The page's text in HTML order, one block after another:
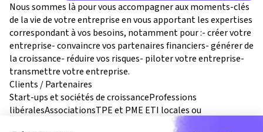
Nous sommes là pour vous accompagner aux moments-clés
de la vie de votre entreprise en vous apportant les expertises
correspondant à vos besoins, notamment pour :- créer votre
entreprise- convaincre vos partenaires financiers- générer de
la croissance- réduire vos risques- piloter votre entreprise-
transmettre votre entreprise.
Clients / Partenaires
Start-ups et sociétés de croissanceProfessions
libéralesAssociationsTPE et PME ETI locales ou
régionalesFiliales de groupes internationaux